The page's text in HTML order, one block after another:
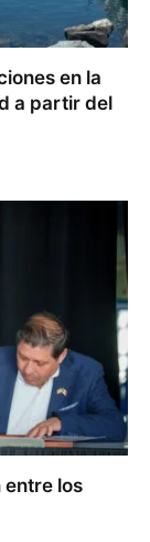
en la
a partir del
entre los